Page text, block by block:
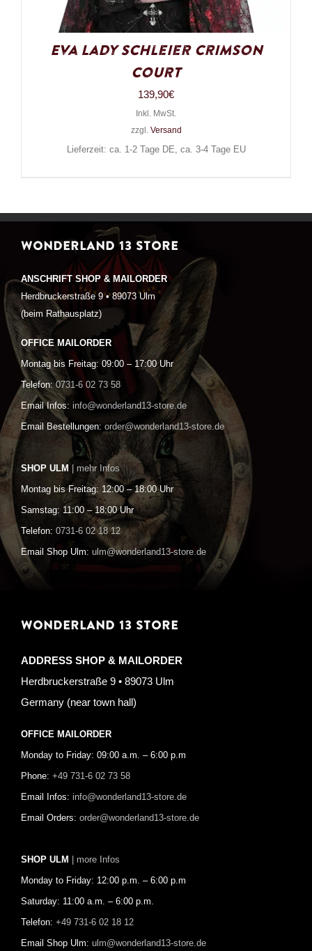
Eva Lady Schleier Crimson
Court
139,90€
Inkl. MwSt.
zzgl. Versand
Lieferzeit: ca. 1-2 Tage DE, ca. 3-4 Tage EU
WONDERLAND 13 STORE
ANSCHRIFT SHOP & MAILORDER
Herdbruckerstraße 9 • 89073 Ulm
(beim Rathausplatz)
OFFICE MAILORDER
Montag bis Freitag: 09:00 – 17:00 Uhr
Telefon: 0731-6 02 73 58
Email Infos: info@wonderland13-store.de
Email Bestellungen: order@wonderland13-store.de
SHOP ULM | mehr Infos
Montag bis Freitag: 12:00 – 18:00 Uhr
Samstag: 11:00 – 18:00 Uhr
Telefon: 0731-6 02 18 12
Email Shop Ulm: ulm@wonderland13-store.de
WONDERLAND 13 STORE
ADDRESS SHOP & MAILORDER
Herdbruckerstraße 9 • 89073 Ulm
Germany (near town hall)
OFFICE MAILORDER
Monday to Friday: 09:00 a.m. – 6:00 p.m
Phone: +49 731-6 02 73 58
Email Infos: info@wonderland13-store.de
Email Orders: order@wonderland13-store.de
SHOP ULM | more Infos
Monday to Friday: 12:00 p.m. – 6:00 p.m
Saturday: 11:00 a.m. – 6:00 p.m.
Telefon: +49 731-6 02 18 12
Email Shop Ulm: ulm@wonderland13-store.de